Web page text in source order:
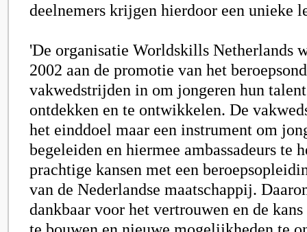
deelnemers krijgen hierdoor een unieke
'De organisatie Worldskills Netherlands
2002 aan de promotie van het
vakwedstrijden in om jongeren hun
ontdekken en te ontwikkelen. De
het einddoel maar een instrument om
begeleiden en hiermee ambassadeurs te
prachtige kansen met een
van de Nederlandse maatschappij.
dankbaar voor het vertrouwen en de